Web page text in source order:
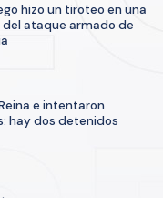
hizo un tiroteo en una
del ataque armado de
e intentaron
hay dos detenidos